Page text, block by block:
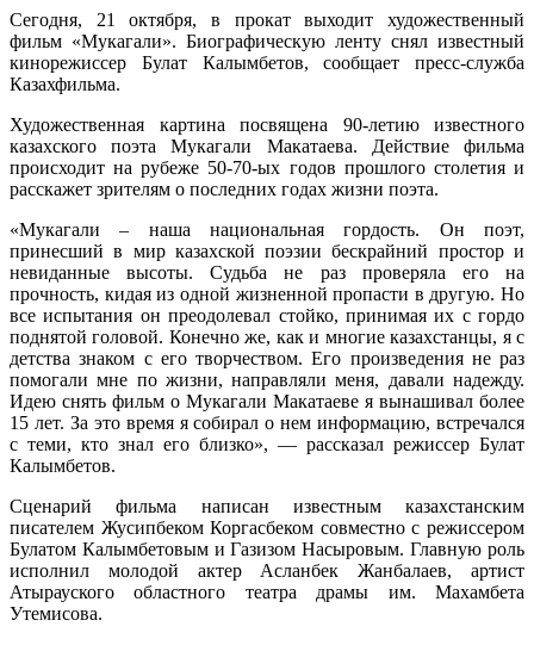
Сегодня, 21 октября, в прокат выходит художественный
фильм «Мукагали». Биографическую ленту снял известный
кинорежиссер Булат Калымбетов, сообщает пресс-служба
Казахфильма.
Художественная картина посвящена 90-летию известного
казахского поэта Мукагали Макатаева. Действие фильма
происходит на рубеже 50-70-ых годов прошлого столетия и
расскажет зрителям о последних годах жизни поэта.
«Мукагали – наша национальная гордость. Он поэт,
принесший в мир казахской поэзии бескрайний простор и
невиданные высоты. Судьба не раз проверяла его на
прочность, кидая из одной жизненной пропасти в другую. Но
все испытания он преодолевал стойко, принимая их с гордо
поднятой головой. Конечно же, как и многие казахстанцы, я с
детства знаком с его творчеством. Его произведения не раз
помогали мне по жизни, направляли меня, давали надежду.
Идею снять фильм о Мукагали Макатаеве я вынашивал более
15 лет. За это время я собирал о нем информацию, встречался
с теми, кто знал его близко», — рассказал режиссер Булат
Калымбетов.
Сценарий фильма написан известным казахстанским
писателем Жусипбеком Коргасбеком совместно с режиссером
Булатом Калымбетовым и Газизом Насыровым. Главную роль
исполнил молодой актер Асланбек Жанбалаев, артист
Атырауского областного театра драмы им. Махамбета
Утемисова.